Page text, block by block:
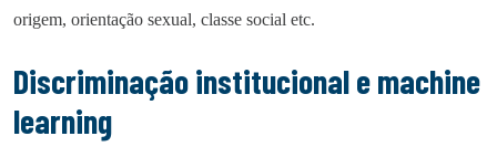
origem, orientação sexual, classe social etc.
Discriminação institucional e machine
learning